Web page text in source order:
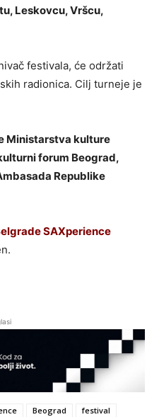
Leskovcu, Vršcu,
festivala, će održati
radionica. Cilj turneje je
Ministarstva kulture
forum Beograd,
Republike
SAXperience
Beograd
festival